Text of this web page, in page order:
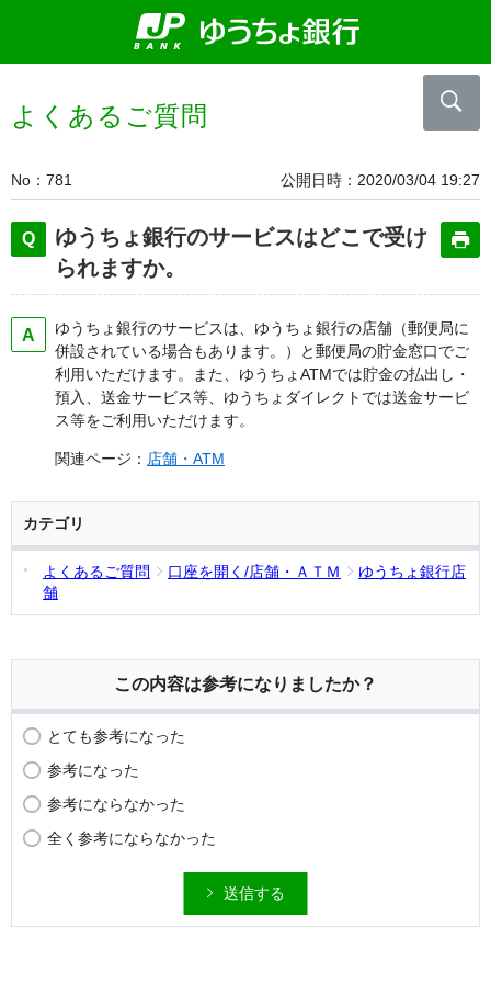
よくあるご質問
No 781 公開日時 2020/03/04 19:27
ゆうちょ銀行のサービスはどこで受け
られますか。
ゆうちょ銀行のサービスは、ゆうちょ銀行の店舗（郵便局に
併設されている場合もあります。）と郵便局の貯金窓口でご
利用いただけます。また、ゆうちょATMでは貯金の払出し・
預入、送金サービス等、ゆうちょダイレクトでは送金サービ
ス等をご利用いただけます。
関連ページ： 店舗・ATM
カテゴリ
よくあるご質問 口座を開く/店舗・ＡＴＭ
ゆうちょ銀行店
舗
この内容は参考になりましたか？
とても参考になった
参考になった
参考にならなかった
全く参考にならなかった
送信する